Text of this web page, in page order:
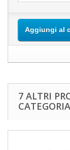
Aggiungi al
7 ALTRI